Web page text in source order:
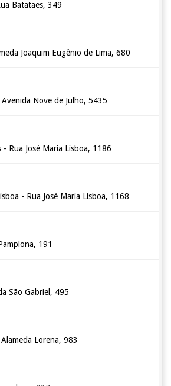
Batataes, 349
Joaquim Eugênio de Lima, 680
Nove de Julho, 5435
- Rua José Maria Lisboa, 1186
- Rua José Maria Lisboa, 1168
191
São Gabriel, 495
Lorena, 983